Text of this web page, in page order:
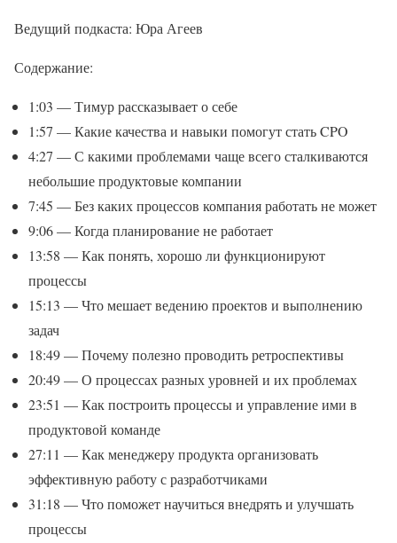
Ведущий подкаста: Юра Агеев
Содержание:
1:03 — Тимур рассказывает о себе
1:57 — Какие качества и навыки помогут стать CPO
4:27 — С какими проблемами чаще всего сталкиваются
небольшие продуктовые компании
7:45 — Без каких процессов компания работать не может
9:06 — Когда планирование не работает
13:58 — Как понять, хорошо ли функционируют
процессы
15:13 — Что мешает ведению проектов и выполнению
задач
18:49 — Почему полезно проводить ретроспективы
20:49 — О процессах разных уровней и их проблемах
23:51 — Как построить процессы и управление ими в
продуктовой команде
27:11 — Как менеджеру продукта организовать
эффективную работу с разработчиками
31:18 — Что поможет научиться внедрять и улучшать
процессы